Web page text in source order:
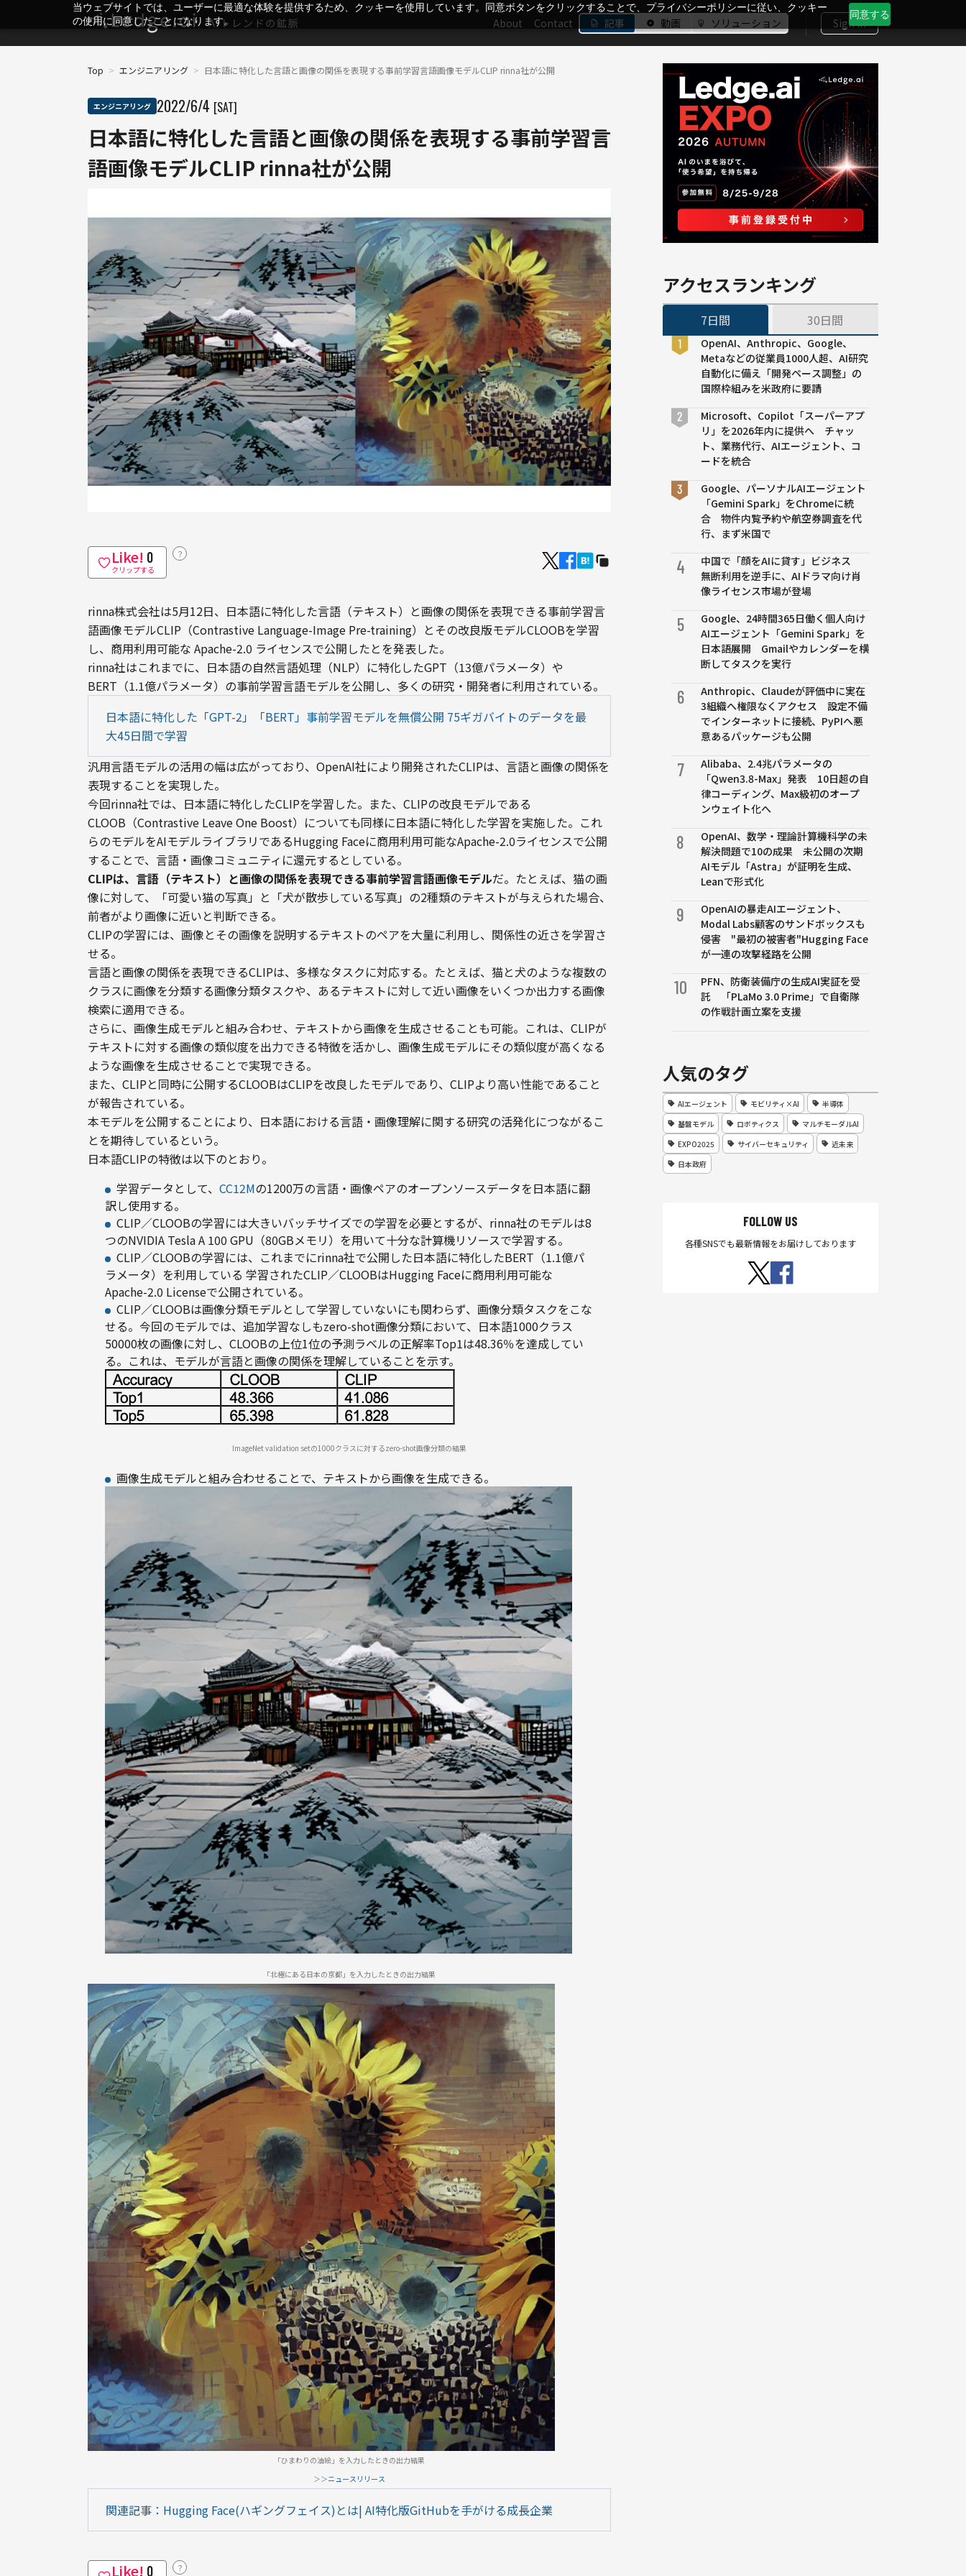
当ウェブサイトでは、ユーザーに最適な体験を提供するため、クッキーを使用しています。同意ボタンをクリックすることで、プライバシーポリシーに従い、クッキー
の使用に同意したことになります。
同意する
About Contact 記事 動画 ソリューション Sign In
Top > エンジニアリング > 日本語に特化した言語と画像の関係を表現する事前学習言語画像モデルCLIP rinna社が公開
エンジニアリング 2022/6/4 [SAT]
日本語に特化した言語と画像の関係を表現する事前学習言
語画像モデルCLIP rinna社が公開
Like! 0
クリップする
？
rinna株式会社は5月12日、日本語に特化した言語（テキスト）と画像の関係を表現できる事前学習言
語画像モデルCLIP（Contrastive Language-Image Pre-training）とその改良版モデルCLOOBを学習
し、商用利用可能な Apache-2.0 ライセンスで公開したとを発表した。
rinna社はこれまでに、日本語の自然言語処理（NLP）に特化したGPT（13億パラメータ）や
BERT（1.1億パラメータ）の事前学習言語モデルを公開し、多くの研究・開発者に利用されている。
日本語に特化した「GPT-2」「BERT」事前学習モデルを無償公開 75ギガバイトのデータを最
大45日間で学習
汎用言語モデルの活用の幅は広がっており、OpenAI社により開発されたCLIPは、言語と画像の関係を
表現することを実現した。
今回rinna社では、日本語に特化したCLIPを学習した。また、CLIPの改良モデルである
CLOOB（Contrastive Leave One Boost）についても同様に日本語に特化した学習を実施した。これ
らのモデルをAIモデルライブラリであるHugging Faceに商用利用可能なApache-2.0ライセンスで公開
することで、言語・画像コミュニティに還元するとしている。
CLIPは、言語（テキスト）と画像の関係を表現できる事前学習言語画像モデルだ。たとえば、猫の画
像に対して、「可愛い猫の写真」と「犬が散歩している写真」の2種類のテキストが与えられた場合、
前者がより画像に近いと判断できる。
CLIPの学習には、画像とその画像を説明するテキストのペアを大量に利用し、関係性の近さを学習さ
せる。
言語と画像の関係を表現できるCLIPは、多様なタスクに対応する。たとえば、猫と犬のような複数の
クラスに画像を分類する画像分類タスクや、あるテキストに対して近い画像をいくつか出力する画像
検索に適用できる。
さらに、画像生成モデルと組み合わせ、テキストから画像を生成させることも可能。これは、CLIPが
テキストに対する画像の類似度を出力できる特徴を活かし、画像生成モデルにその類似度が高くなる
ような画像を生成させることで実現できる。
また、CLIPと同時に公開するCLOOBはCLIPを改良したモデルであり、CLIPより高い性能であること
が報告されている。
本モデルを公開することにより、日本語における言語・画像理解に関する研究の活発化につながるこ
とを期待しているという。
日本語CLIPの特徴は以下のとおり。
学習データとして、 CC12Mの1200万の言語・画像ペアのオープンソースデータを日本語に翻
訳し使用する。
CLIP／CLOOBの学習には大きいバッチサイズでの学習を必要とするが、rinna社のモデルは8
つのNVIDIA Tesla A 100 GPU（80GBメモリ）を用いて十分な計算機リソースで学習する。
CLIP／CLOOBの学習には、これまでにrinna社で公開した日本語に特化したBERT（1.1億パ
ラメータ）を利用している 学習されたCLIP／CLOOBはHugging Faceに商用利用可能な
Apache-2.0 Licenseで公開されている。
CLIP／CLOOBは画像分類モデルとして学習していないにも関わらず、画像分類タスクをこな
せる。今回のモデルでは、追加学習なしもzero-shot画像分類において、日本語1000クラス
50000枚の画像に対し、CLOOBの上位1位の予測ラベルの正解率Top1は48.36％を達成してい
る。これは、モデルが言語と画像の関係を理解していることを示す。
ImageNet validation setの1000クラスに対するzero-shot画像分類の結果
画像生成モデルと組み合わせることで、テキストから画像を生成できる。
「北極にある日本の京都」を入力したときの出力結果
「ひまわりの油絵」を入力したときの出力結果
＞＞ニュースリリース
関連記事：Hugging Face(ハギングフェイス)とは| AI特化版GitHubを手がける成長企業
Like! 0 ？
アクセスランキング
7日間 30日間
OpenAI、Anthropic、Google、
Metaなどの従業員1000人超、AI研究
自動化に備え「開発ペース調整」の
国際枠組みを米政府に要請
Microsoft、Copilot「スーパーアプ
リ」を2026年内に提供へ チャッ
ト、業務代行、AIエージェント、コ
ードを統合
Google、パーソナルAIエージェント
「Gemini Spark」をChromeに統
合 物件内覧予約や航空券調査を代
行、まず米国で
4
中国で「顔をAIに貸す」ビジネス
無断利用を逆手に、AIドラマ向け肖
像ライセンス市場が登場
5
Google、24時間365日働く個人向け
AIエージェント「Gemini Spark」を
日本語展開 Gmailやカレンダーを横
断してタスクを実行
6
Anthropic、Claudeが評価中に実在
3組織へ権限なくアクセス 設定不備
でインターネットに接続、PyPIへ悪
意あるパッケージも公開
7
Alibaba、2.4兆パラメータの
「Qwen3.8-Max」発表 10日超の自
律コーディング、Max級初のオープ
ンウェイト化へ
8
OpenAI、数学・理論計算機科学の未
解決問題で10の成果 未公開の次期
AIモデル「Astra」が証明を生成、
Leanで形式化
9
OpenAIの暴走AIエージェント、
Modal Labs顧客のサンドボックスも
侵害 "最初の被害者"Hugging Face
が一連の攻撃経路を公開
10
PFN、防衛装備庁の生成AI実証を受
託 「PLaMo 3.0 Prime」で自衛隊
の作戦計画立案を支援
人気のタグ
AIエージェント モビリティ×AI
半導体
基盤モデル
ロボティクス
マルチモーダルAI
EXPO2025
サイバーセキュリティ
近未来
日本政府
FOLLOW US
各種SNSでも最新情報をお届けしております